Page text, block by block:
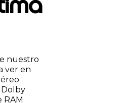
nuestro
ver en
Dolby
RAM